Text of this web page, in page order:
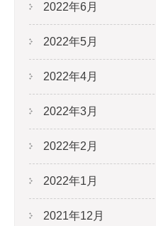
2022年6月
2022年5月
2022年4月
2022年3月
2022年2月
2022年1月
2021年12月